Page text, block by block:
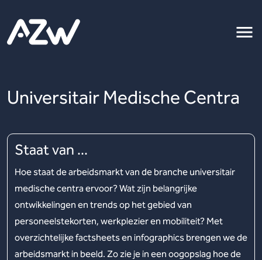
Universitair Medische Centra
Staat van ...
Hoe staat de arbeidsmarkt van de branche universitair
medische centra ervoor? Wat zijn belangrijke
ontwikkelingen en trends op het gebied van
personeelstekorten, werkplezier en mobiliteit? Met
overzichtelijke factsheets en infographics brengen we de
arbeidsmarkt in beeld. Zo zie je in een oogopslag hoe de